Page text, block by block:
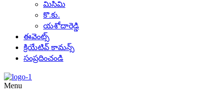
మిసిమి
కొ.కు.
యశోదారెడ్డి
ఈవెంట్స్
క్రియేటివ్ కామన్స్
సంప్రదించండి
Menu